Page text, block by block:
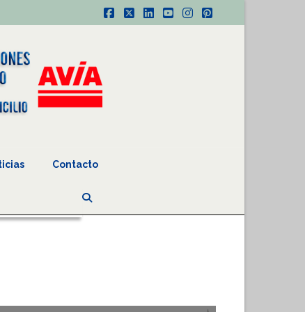
Facebook
X LinkedIn
YouTube
Instagram
Pinterest
Contacto